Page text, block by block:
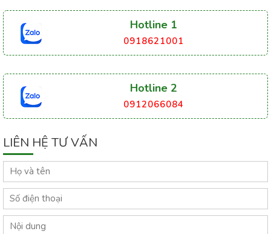
Hotline 1
0918621001
Hotline 2
0912066084
LIÊN HỆ TƯ VẤN